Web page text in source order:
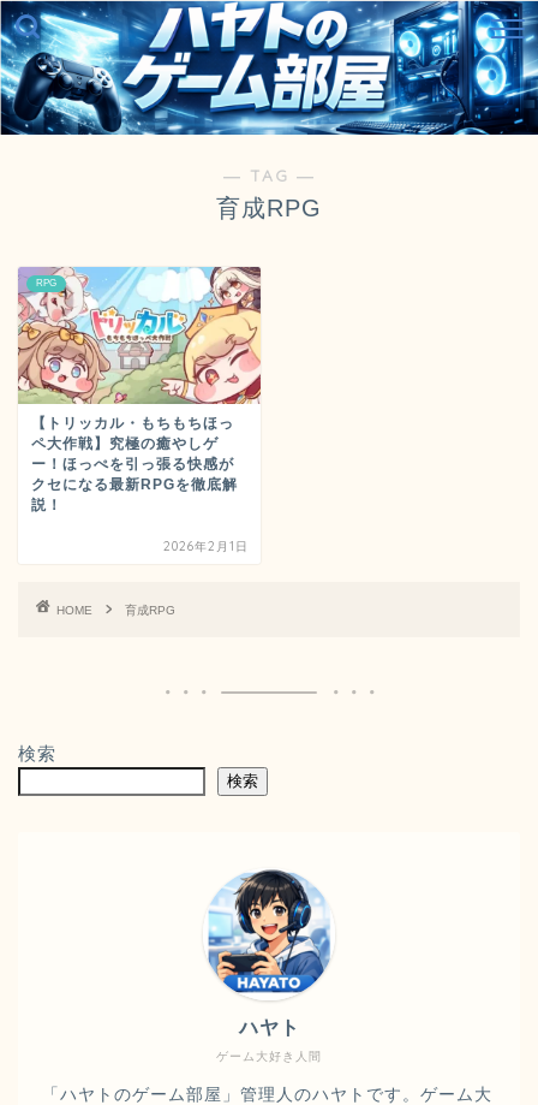
― TAG ―
育成RPG
RPG
【トリッカル・もちもちほっ
ペ大作戦】究極の癒やしゲ
ー！ほっぺを引っ張る快感が
クセになる最新RPGを徹底解
説！
2026年2月1日
HOME 育成RPG
検索
検索
ゲーム大好き人間
ハヤト
「ハヤトのゲーム部屋」管理人のハヤトです。ゲーム大